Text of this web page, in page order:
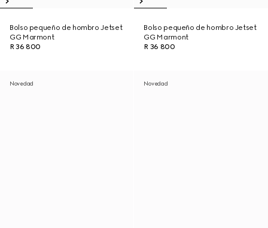
Bolso pequeño de hombro Jetset
GG Marmont
R 36 800
Bolso pequeño de hombro Jetset
GG Marmont
R 36 800
Novedad Novedad